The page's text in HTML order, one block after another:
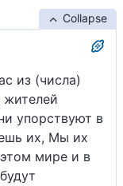
Collapse
из (числа)
жителей
упорствуют в
их, Мы их
мире и в